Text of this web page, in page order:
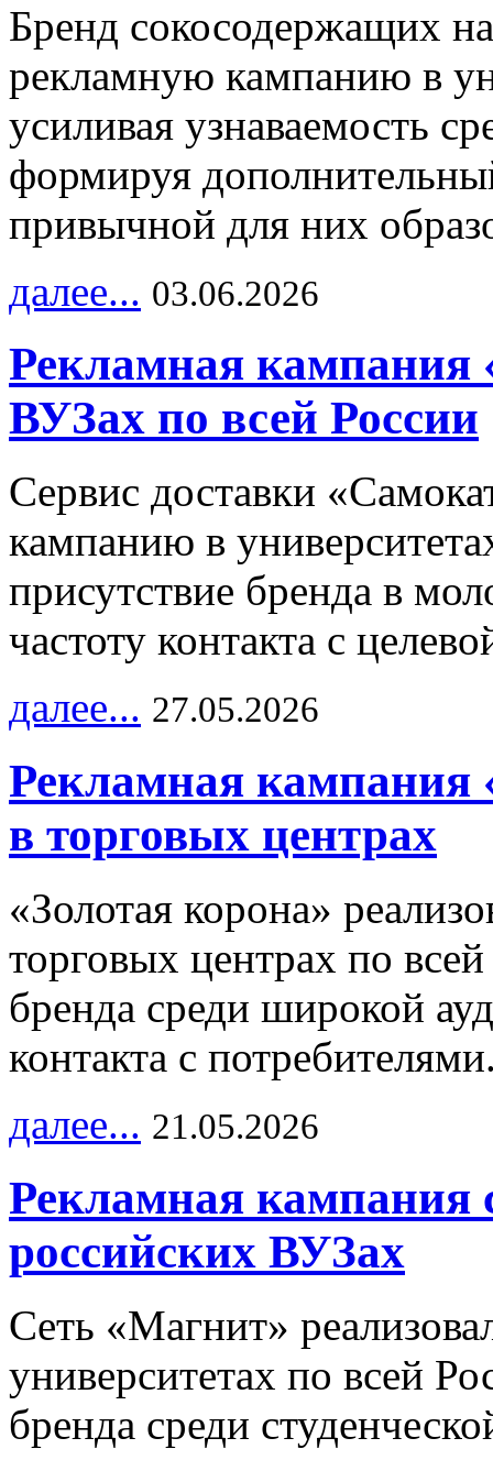
Бренд сокосодержащих
рекламную кампанию в
усиливая узнаваемость
формируя
привычной для них
далее... 03.06.2026
Рекламная кампания
ВУЗах по всей России
Сервис доставки
кампанию в
присутствие бренда в
частоту контакта с
далее... 27.05.2026
Рекламная кампания
в торговых центрах
«Золотая корона»
торговых центрах по
бренда среди широкой
контакта с
далее... 21.05.2026
Рекламная кампания
российских ВУЗах
Сеть «Магнит»
университетах по всей
бренда среди